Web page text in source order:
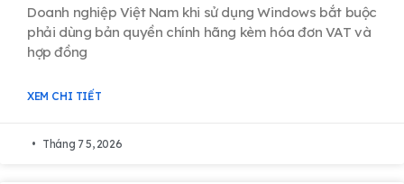
Doanh nghiệp Việt Nam khi sử dụng Windows bắt buộc
phải dùng bản quyền chính hãng kèm hóa đơn VAT và
hợp đồng
XEM CHI TIẾT
Tháng 7 5, 2026